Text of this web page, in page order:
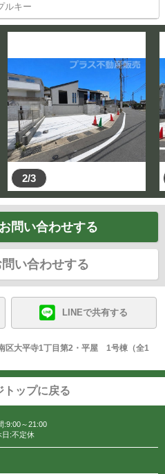
ルキー
2/3
問い合わせする
い合わせする
LINEで共有する
区大平寺1丁目第2・平屋 1号棟（全1
トップに戻る
:9:00～21:00
日:不定休